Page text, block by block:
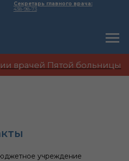
Секретарь главного врача:
438-98-73
врачей Пятой больницы
учреждение